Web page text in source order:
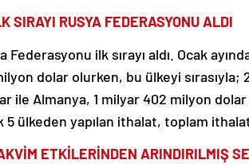
SIRAYI RUSYA FEDERASYONU ALDI
Federasyonu ilk sırayı aldı. Ocak
dolar olurken, bu ülkeyi sırasıyla;
ile Almanya, 1 milyar 402 milyon
5 ülkeden yapılan ithalat, toplam
ETKİLERİNDEN ARINDIRILMIŞ